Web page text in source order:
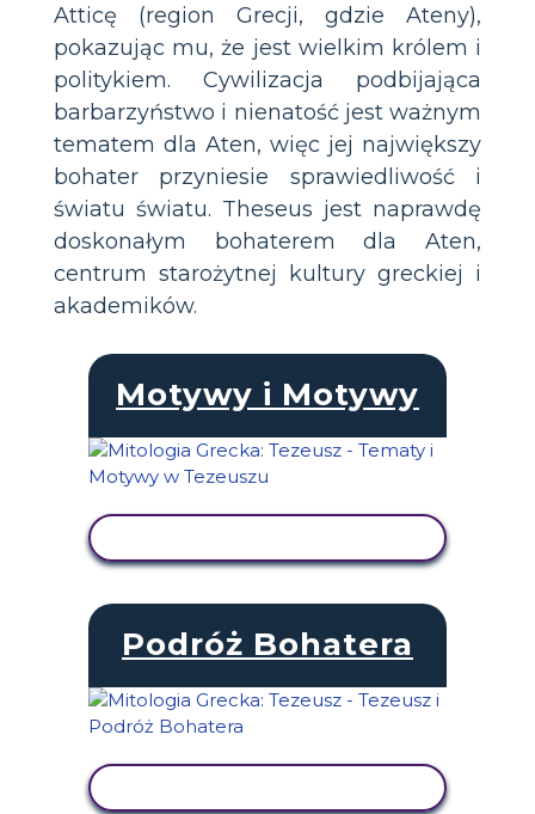
Atticę (region Grecji, gdzie Ateny),
pokazując mu, że jest wielkim królem i
politykiem. Cywilizacja podbijająca
barbarzyństwo i nienatość jest ważnym
tematem dla Aten, więc jej największy
bohater przyniesie sprawiedliwość i
światu światu. Theseus jest naprawdę
doskonałym bohaterem dla Aten,
centrum starożytnej kultury greckiej i
akademików.
Motywy i Motywy
Podróż Bohatera